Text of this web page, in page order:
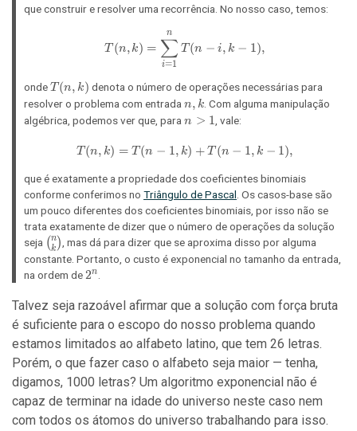
que construir e resolver uma recorrência. No nosso caso, temos:
T (n,k) =
i=1
∑
n
T (n − i,k − 1),
ondeT(n,
k)
T (n,k) denota o número de operações necessárias para
resolver o problema com entradan,
k
n,k. Com alguma manipulação
algébrica, podemos ver que, paran
1
n > 1, vale:
T(n, k) = T(n-1, k) + T(n-1, k-
T (n, k) = T (n − 1, k) + T (n − 1,k − 1),
que é exatamente a propriedade dos coeficientes binomiais
conforme conferimos no Triângulo de Pascal . Os casos-base são
um pouco diferentes dos coeficientes binomiais, por isso não se
trata exatamente de dizer que o número de operações da solução
seja {n
\choose
k}
( k
n) , mas dá para dizer que se aproxima disso por alguma
constante. Portanto, o custo é exponencial no tamanho da entrada,
na ordem de2^n
2n
Talvez seja razoável afirmar que a solução com força bruta
é suficiente para o escopo do nosso problema quando
estamos limitados ao alfabeto latino, que tem 26 letras.
Porém, o que fazer caso o alfabeto seja maior — tenha,
digamos, 1000 letras? Um algoritmo exponencial não é
capaz de terminar na idade do universo neste caso nem
com todos os átomos do universo trabalhando para isso.